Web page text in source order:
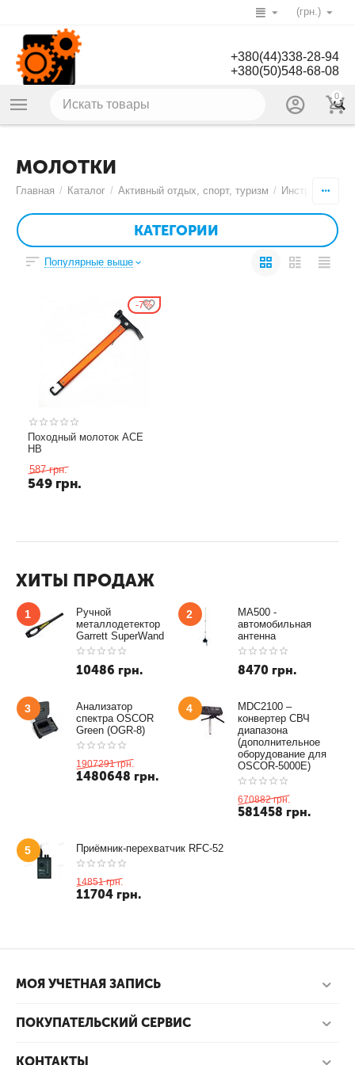
(грн.)
+380(44)338-28-94
+380(50)548-68-08
0
МОЛОТКИ
Главная / Каталог / Активный отдых, спорт, туризм / Инструменты
КАТЕГОРИИ
Популярные выше
7%
Походный молоток ACE
HB
587 грн.
549 грн.
ХИТЫ ПРОДАЖ
1
Ручной
металлодетектор
Garrett SuperWand
10486 грн.
2
MA500 -
автомобильная
антенна
8470 грн.
3
Анализатор
спектра OSCOR
Green (OGR-8)
1907291 грн.
1480648 грн.
4
MDC2100 –
конвертер СВЧ
диапазона
(дополнительное
оборудование для
OSCOR-5000E)
670882 грн.
581458 грн.
5 Приёмник-перехватчик RFC-52
14851 грн.
11704 грн.
МОЯ УЧЕТНАЯ ЗАПИСЬ
ПОКУПАТЕЛЬСКИЙ СЕРВИС
КОНТАКТЫ